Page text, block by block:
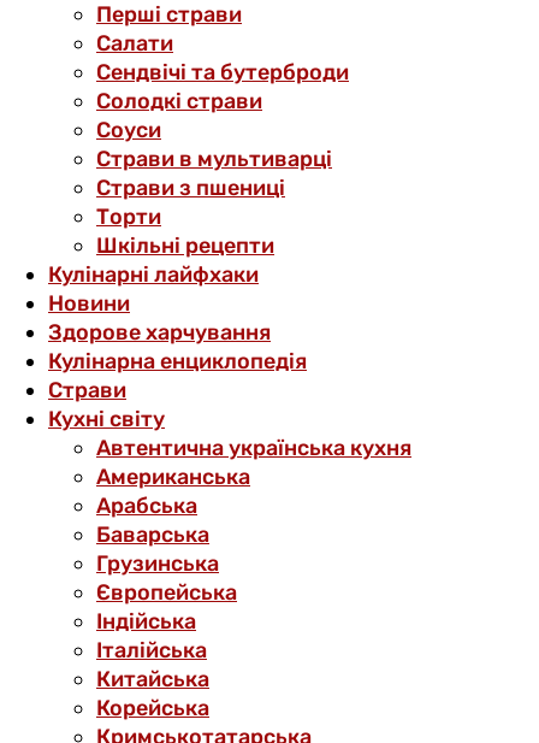
Перші страви
Салати
Сендвічі та бутерброди
Солодкі страви
Соуси
Страви в мультиварці
Страви з пшениці
Торти
Шкільні рецепти
Кулінарні лайфхаки
Новини
Здорове харчування
Кулінарна енциклопедія
Страви
Кухні світу
Автентична українська кухня
Американська
Арабська
Баварська
Грузинська
Європейська
Індійська
Італійська
Китайська
Корейська
Кримськотатарська